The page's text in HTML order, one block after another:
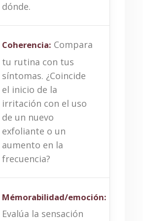
dónde.
Coherencia: Compara
tu rutina con tus
síntomas. ¿Coincide
el inicio de la
irritación con el uso
de un nuevo
exfoliante o un
aumento en la
frecuencia?
Mémorabilidad/emoción:
Evalúa la sensación